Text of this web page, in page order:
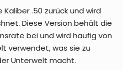
.50 zurück und wird
Diese Version behält die
bei und wird häufig von
verwendet, was sie zu
Unterwelt macht.